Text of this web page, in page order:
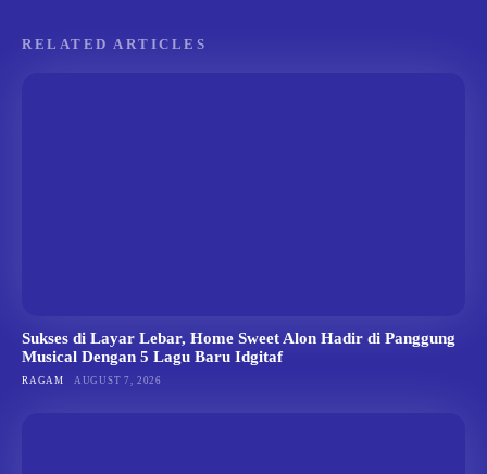
RELATED ARTICLES
Sukses di Layar Lebar, Home Sweet Alon Hadir di Panggung
Musical Dengan 5 Lagu Baru Idgitaf
RAGAM AUGUST 7, 2026